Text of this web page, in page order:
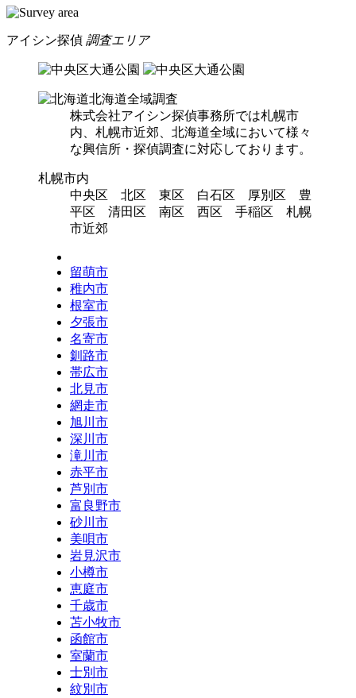
アイシン探偵 調査エリア
北海道全域調査
株式会社アイシン探偵事務所では札幌市
内、札幌市近郊、北海道全域において様々
な興信所・探偵調査に対応しております。
札幌市内
中央区 北区 東区 白石区 厚別区 豊
平区 清田区 南区 西区 手稲区 札幌
市近郊
留萌市
稚内市
根室市
夕張市
名寄市
釧路市
帯広市
北見市
網走市
旭川市
深川市
滝川市
赤平市
芦別市
富良野市
砂川市
美唄市
岩見沢市
小樽市
恵庭市
千歳市
苫小牧市
函館市
室蘭市
士別市
紋別市